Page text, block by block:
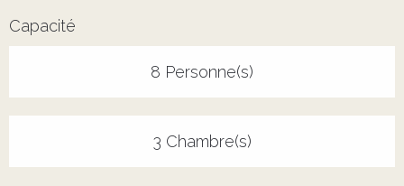
Capacité
8 Personne(s)
3 Chambre(s)